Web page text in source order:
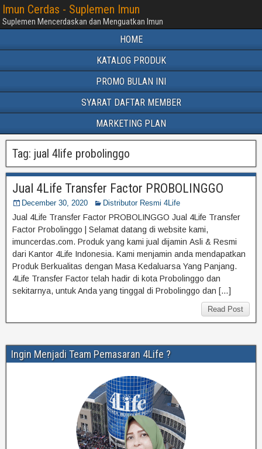
Imun Cerdas - Suplemen Imun
Suplemen Mencerdaskan dan Menguatkan Imun
HOME
KATALOG PRODUK
PROMO BULAN INI
SYARAT DAFTAR MEMBER
MARKETING PLAN
Tag: jual 4life probolinggo
Jual 4Life Transfer Factor PROBOLINGGO
December 30, 2020 Distributor Resmi 4Life
Jual 4Life Transfer Factor PROBOLINGGO Jual 4Life Transfer
Factor Probolinggo | Selamat datang di website kami,
imuncerdas.com. Produk yang kami jual dijamin Asli & Resmi
dari Kantor 4Life Indonesia. Kami menjamin anda mendapatkan
Produk Berkualitas dengan Masa Kedaluarsa Yang Panjang.
4Life Transfer Factor telah hadir di kota Probolinggo dan
sekitarnya, untuk Anda yang tinggal di Probolinggo dan […]
Read Post
Ingin Menjadi Team Pemasaran 4Life ?